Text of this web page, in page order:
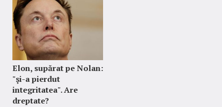
Elon, supărat pe Nolan:
"şi-a pierdut
integritatea". Are
dreptate?